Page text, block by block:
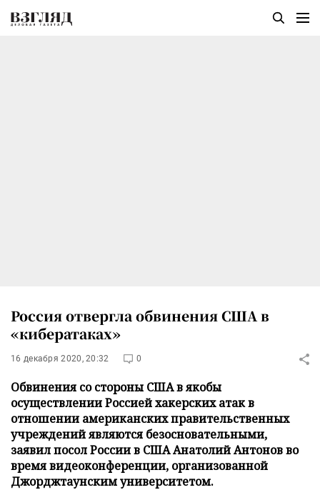
Россия отвергла обвинения США в
«кибератаках»
16 декабря 2020, 20:32 0
Обвинения со стороны США в якобы
осуществлении Россией хакерских атак в
отношении американских правительственных
учреждений являются безосновательными,
заявил посол России в США Анатолий Антонов во
время видеоконференции, организованной
Джорджтаунским университетом.